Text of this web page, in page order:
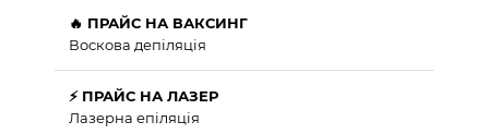
🔥 ПРАЙС НА ВАКСИНГ
Воскова депіляція
⚡ ПРАЙС НА ЛАЗЕР
Лазерна епіляція